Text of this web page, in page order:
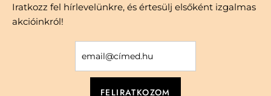
Iratkozz fel hírlevelünkre, és értesülj elsőként izgalmas
akcióinkról!